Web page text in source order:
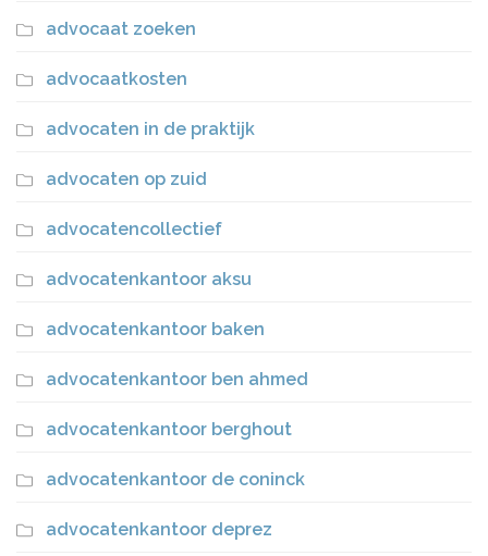
advocaat zoeken
advocaatkosten
advocaten in de praktijk
advocaten op zuid
advocatencollectief
advocatenkantoor aksu
advocatenkantoor baken
advocatenkantoor ben ahmed
advocatenkantoor berghout
advocatenkantoor de coninck
advocatenkantoor deprez